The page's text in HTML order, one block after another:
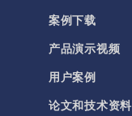
案例下载
产品演示视频
用户案例
论文和技术资料